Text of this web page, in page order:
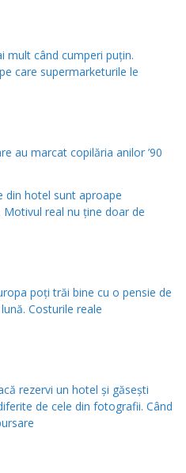
mult când cumperi puțin.
care supermarketurile le
au marcat copilăria anilor ’90
din hotel sunt aproape
real nu ține doar de
poți trăi bine cu o pensie de
Costurile reale
rezervi un hotel și găsești
de cele din fotografii. Când